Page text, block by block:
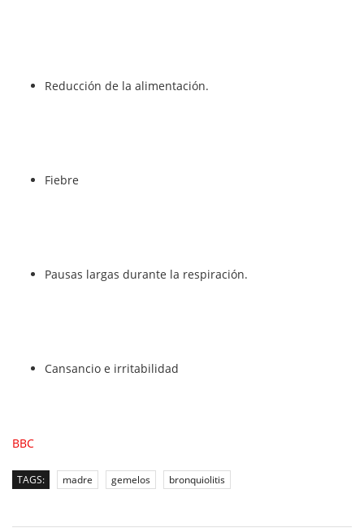
Reducción de la alimentación.
Fiebre
Pausas largas durante la respiración.
Cansancio e irritabilidad
BBC
TAGS: madre gemelos bronquiolitis